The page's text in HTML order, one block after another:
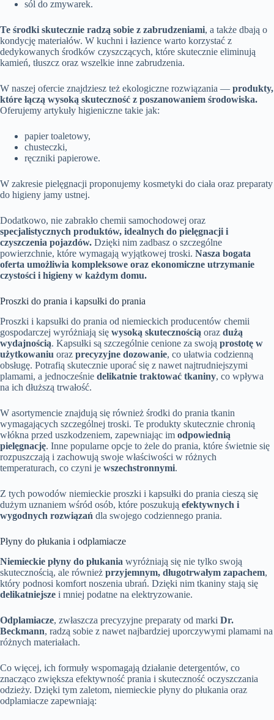
sól do zmywarek.
Te środki skutecznie radzą sobie z zabrudzeniami, a także dbają o
kondycję materiałów. W kuchni i łazience warto korzystać z
dedykowanych środków czyszczących, które skutecznie eliminują
kamień, tłuszcz oraz wszelkie inne zabrudzenia.
W naszej ofercie znajdziesz też ekologiczne rozwiązania — produkty,
które łączą wysoką skuteczność z poszanowaniem środowiska.
Oferujemy artykuły higieniczne takie jak:
papier toaletowy,
chusteczki,
ręczniki papierowe.
W zakresie pielęgnacji proponujemy kosmetyki do ciała oraz preparaty
do higieny jamy ustnej.
Dodatkowo, nie zabrakło chemii samochodowej oraz
specjalistycznych produktów, idealnych do pielęgnacji i
czyszczenia pojazdów. Dzięki nim zadbasz o szczególne
powierzchnie, które wymagają wyjątkowej troski. Nasza bogata
oferta umożliwia kompleksowe oraz ekonomiczne utrzymanie
czystości i higieny w każdym domu.
Proszki do prania i kapsułki do prania
Proszki i kapsułki do prania od niemieckich producentów chemii
gospodarczej wyróżniają się wysoką skutecznością oraz dużą
wydajnością. Kapsułki są szczególnie cenione za swoją prostotę w
użytkowaniu oraz precyzyjne dozowanie, co ułatwia codzienną
obsługę. Potrafią skutecznie uporać się z nawet najtrudniejszymi
plamami, a jednocześnie delikatnie traktować tkaniny, co wpływa
na ich dłuższą trwałość.
W asortymencie znajdują się również środki do prania tkanin
wymagających szczególnej troski. Te produkty skutecznie chronią
włókna przed uszkodzeniem, zapewniając im odpowiednią
pielęgnację. Inne popularne opcje to żele do prania, które świetnie się
rozpuszczają i zachowują swoje właściwości w różnych
temperaturach, co czyni je wszechstronnymi.
Z tych powodów niemieckie proszki i kapsułki do prania cieszą się
dużym uznaniem wśród osób, które poszukują efektywnych i
wygodnych rozwiązań dla swojego codziennego prania.
Płyny do płukania i odplamiacze
Niemieckie płyny do płukania wyróżniają się nie tylko swoją
skutecznością, ale również przyjemnym, długotrwałym zapachem,
który podnosi komfort noszenia ubrań. Dzięki nim tkaniny stają się
delikatniejsze i mniej podatne na elektryzowanie.
Odplamiacze, zwłaszcza precyzyjne preparaty od marki Dr.
Beckmann, radzą sobie z nawet najbardziej uporczywymi plamami na
różnych materiałach.
Co więcej, ich formuły wspomagają działanie detergentów, co
znacząco zwiększa efektywność prania i skuteczność oczyszczania
odzieży. Dzięki tym zaletom, niemieckie płyny do płukania oraz
odplamiacze zapewniają: